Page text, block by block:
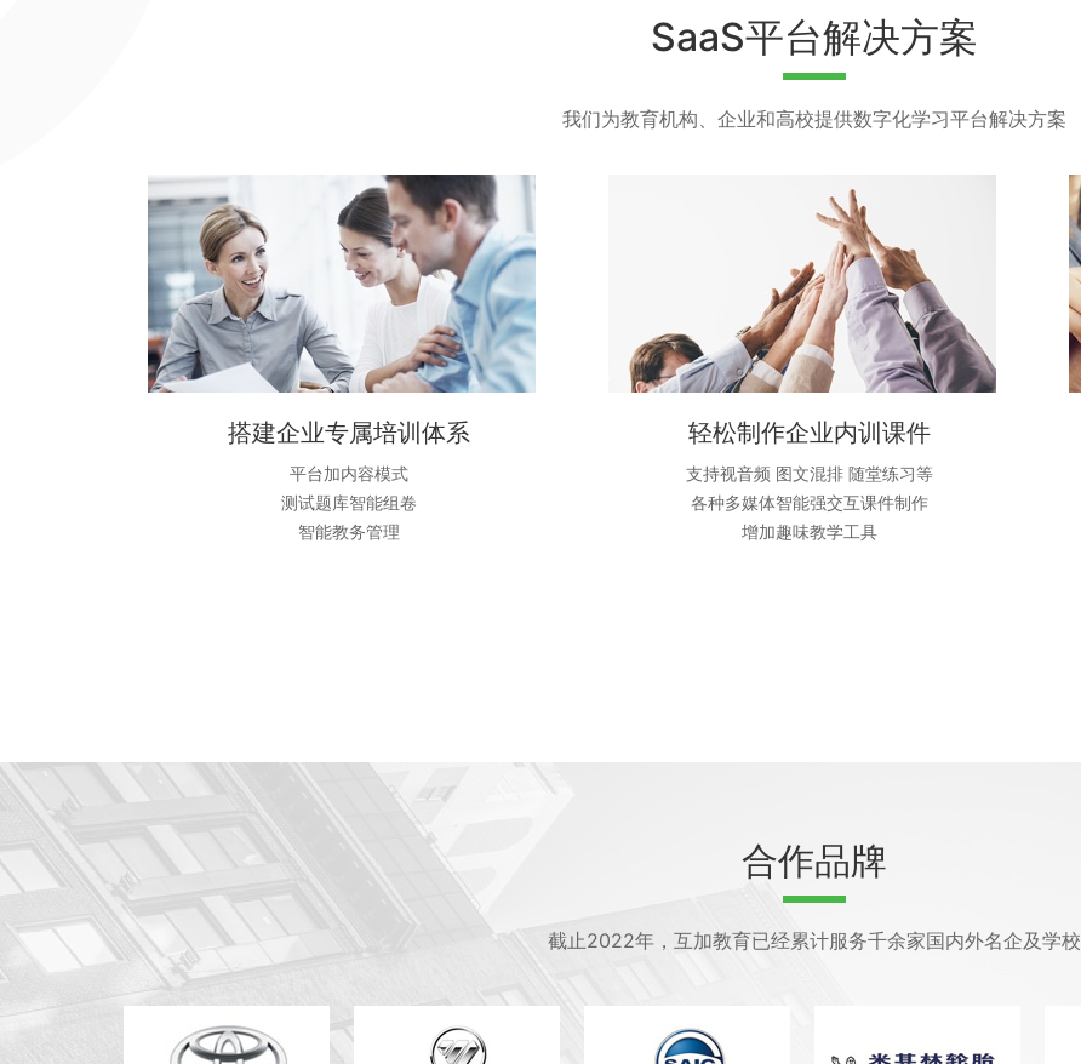
SaaS平台解决方案
我们为教育机构、企业和高校提供数字化学习平台解决方案
搭建企业专属培训体系
平台加内容模式
测试题库智能组卷
智能教务管理
轻松制作企业内训课件
支持视音频 图文混排 随堂练习等
各种多媒体智能强交互课件制作
增加趣味教学工具
立即定制服务
合作品牌
截止2022年，互加教育已经累计服务千余家国内外名企及学校